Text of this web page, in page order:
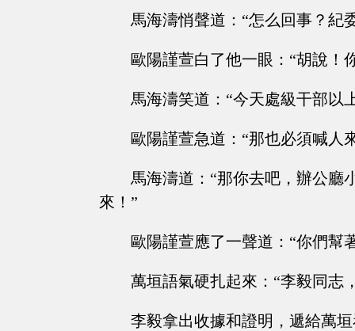
馬海濤悄聲道：“怎么回事？紀
歐陽謹萱白了他一眼：“胡說！
馬海濤笑道：“今天處級干部以
歐陽謹萱急道：“那也必須喊人
馬海濤道：“那你去吧，辦公廳
來！”
歐陽謹萱應了一聲道：“你們幫
萬垣語氣硬扎起來：“李毅同志
李毅拿出收據和證明，遞給萬